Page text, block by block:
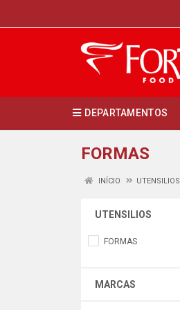
DEPARTAMENTOS
FORMAS
INÍCIO UTENSILIOS
UTENSILIOS
FORMAS
MARCAS